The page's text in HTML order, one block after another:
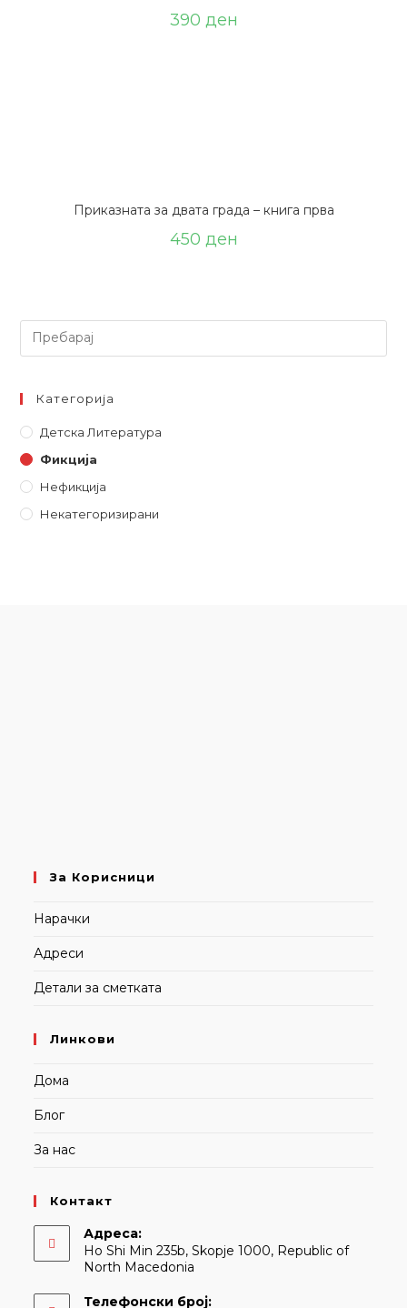
390 ден
Приказната за двата града – книга прва
450 ден
Барај
Категорија
Детска Литературa
Фикција
Нефикција
Некатегоризирани
За Корисници
Нарачки
Адреси
Детали за сметката
Линкови
Дома
Блог
За нас
Контакт
Адреса:
Ho Shi Min 235b, Skopje 1000, Republic of
North Macedonia
Телефонски број: